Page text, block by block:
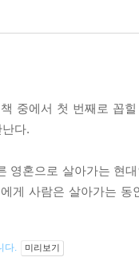
중에서 첫 번째로 꼽
다.
영혼으로 살아가는 현
게 사람은 살아가는
다. 미리보기